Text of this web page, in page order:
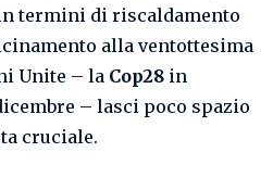
termini di riscaldamento
alla ventottesima
Unite – la Cop28 in
– lasci poco spazio
cruciale.